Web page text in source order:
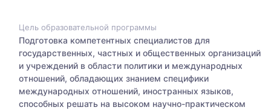
Цель образовательной программы
Подготовка компетентных специалистов для
государственных, частных и общественных организаций
и учреждений в области политики и международных
отношений, обладающих знанием специфики
международных отношений, иностранных языков,
способных решать на высоком научно-практическом